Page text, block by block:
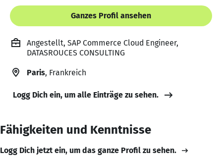
Ganzes Profil ansehen
Angestellt, SAP Commerce Cloud Engineer,
DATASROUCES CONSULTING
Paris, Frankreich
Logg Dich ein, um alle Einträge zu sehen.
Fähigkeiten und Kenntnisse
Logg Dich jetzt ein, um das ganze Profil zu sehen.